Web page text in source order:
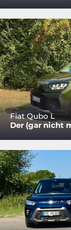
Fiat Qubo L
Der (gar nicht